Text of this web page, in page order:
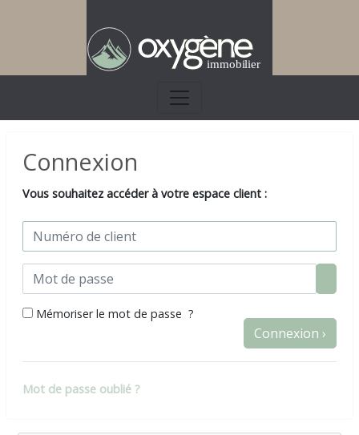
Connexion
Vous souhaitez accéder à votre espace client :
Mémoriser le mot de passe ?
Connexion ›
Mot de passe oublié ?